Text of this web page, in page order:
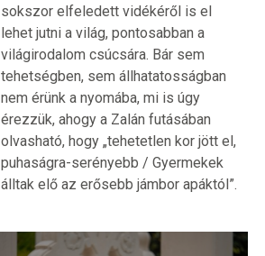
sokszor elfeledett vidékéről is el
lehet jutni a világ, pontosabban a
világirodalom csúcsára. Bár sem
tehetségben, sem állhatatosságban
nem érünk a nyomába, mi is úgy
érezzük, ahogy a Zalán futásában
olvasható, hogy „tehetetlen kor jött el,
puhaságra-serényebb / Gyermekek
álltak elő az erősebb jámbor apáktól”.